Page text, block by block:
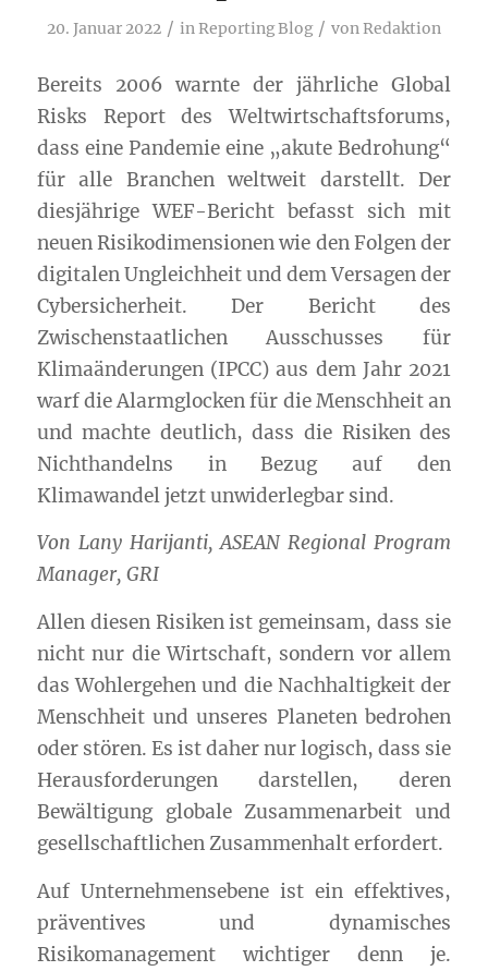
20. Januar 2022 / inReporting Blog / vonRedaktion
Bereits 2006 warnte der jährliche Global
Risks Report des Weltwirtschaftsforums,
dass eine Pandemie eine „akute Bedrohung“
für alle Branchen weltweit darstellt. Der
diesjährige WEF-Bericht befasst sich mit
neuen Risikodimensionen wie den Folgen der
digitalen Ungleichheit und dem Versagen der
Cybersicherheit. Der Bericht des
Zwischenstaatlichen Ausschusses für
Klimaänderungen (IPCC) aus dem Jahr 2021
warf die Alarmglocken für die Menschheit an
und machte deutlich, dass die Risiken des
Nichthandelns in Bezug auf den
Klimawandel jetzt unwiderlegbar sind.
Von Lany Harijanti, ASEAN Regional Program
Manager, GRI
Allen diesen Risiken ist gemeinsam, dass sie
nicht nur die Wirtschaft, sondern vor allem
das Wohlergehen und die Nachhaltigkeit der
Menschheit und unseres Planeten bedrohen
oder stören. Es ist daher nur logisch, dass sie
Herausforderungen darstellen, deren
Bewältigung globale Zusammenarbeit und
gesellschaftlichen Zusammenhalt erfordert.
Auf Unternehmensebene ist ein effektives,
präventives und dynamisches
Risikomanagement wichtiger denn je.